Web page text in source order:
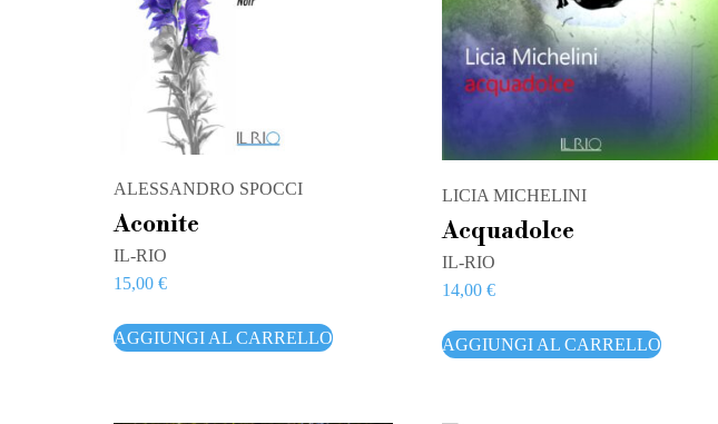
ALESSANDRO SPOCCI
Aconite
IL-RIO
15,00 €
AGGIUNGI AL CARRELLO
LICIA MICHELINI
Acquadolce
IL-RIO
14,00 €
AGGIUNGI AL CARRELLO